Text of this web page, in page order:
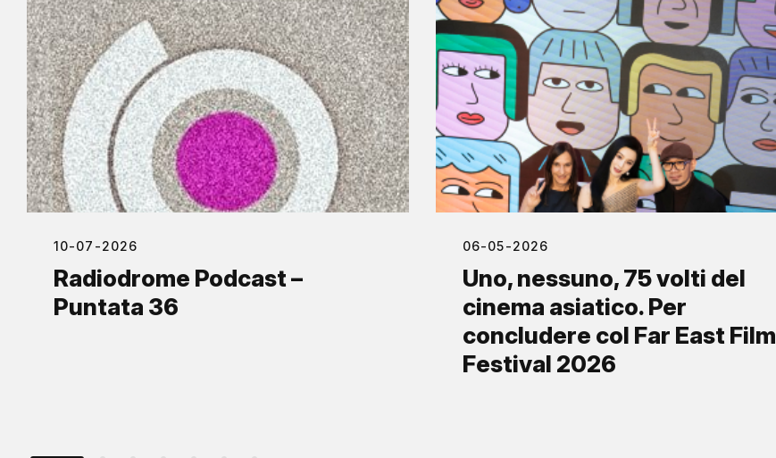
10-07-2026
Radiodrome Podcast –
Puntata 36
06-05-2026
Uno, nessuno, 75 volti del
cinema asiatico. Per
concludere col Far East Film
Festival 2026